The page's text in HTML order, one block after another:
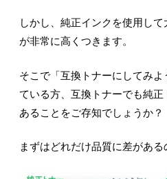
しかし、純正インクを使用し
が非常に高くつきます。
そこで「互換トナーにしてみ
ている方、互換トナーでも純
あることをご存知でしょうか？
まずはどれだけ品質に差がある